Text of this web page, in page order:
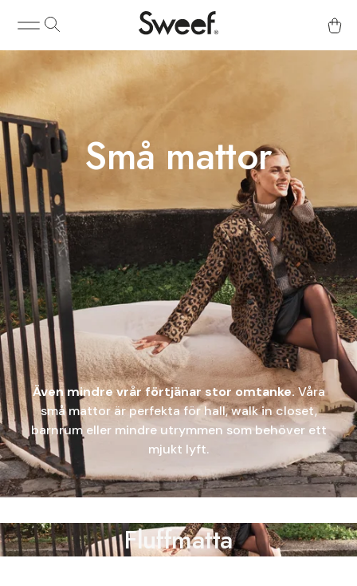
Små mattor
Även mindre vrår förtjänar stor omtanke.Våra
små mattor är perfekta för hall, walk in closet,
barnrum eller mindre utrymmen som behöver ett
mjukt lyft.
Fluffmatta